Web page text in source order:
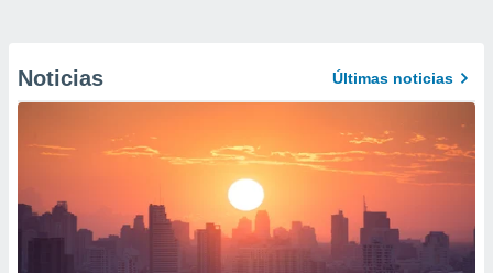
Noticias Últimas noticias